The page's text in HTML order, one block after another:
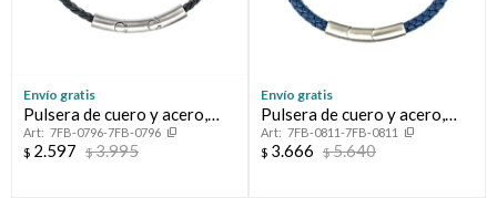
Envío gratis
Pulsera de cuero y acero,
FRANK7FB-0796-7FB-0796
$ 2.597 $3.995
Envío gratis
Pulsera de cuero y acero,
FRANK7FB-0811-7FB-0811
$ 3.666 $5.640